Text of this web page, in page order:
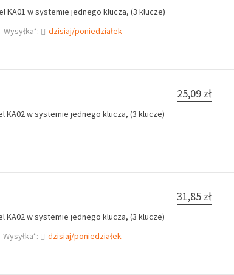
KA01 w systemie jednego klucza, (3 klucze)
Wysyłka*: dzisiaj/poniedziałek
KA02 w systemie jednego klucza, (3 klucze)
25,09 zł
KA02 w systemie jednego klucza, (3 klucze)
Wysyłka*: dzisiaj/poniedziałek
31,85 zł